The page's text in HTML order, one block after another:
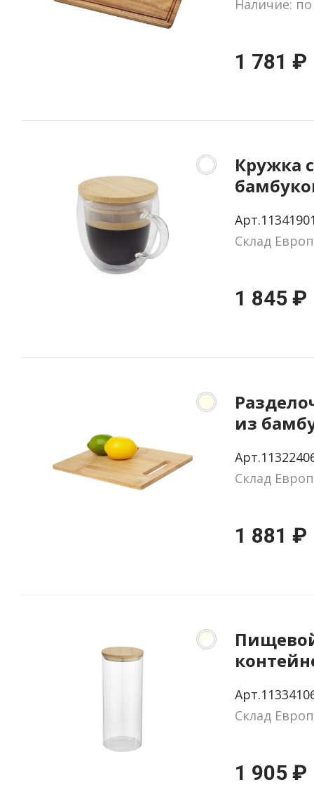
Наличие:
1 781 ₽
Кружка с
Склад
1 845 ₽
из
Склад
1 881 ₽
Склад
1 905 ₽